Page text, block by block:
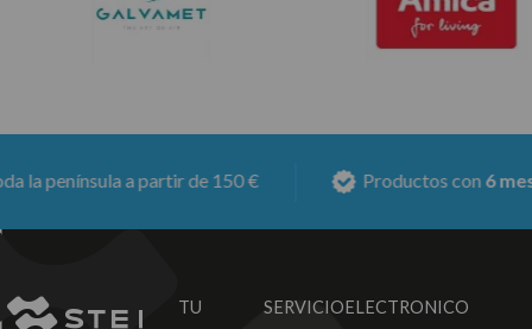
a partir de 150 € Productos con6 meses
TU SERVICIOELECTRONICO